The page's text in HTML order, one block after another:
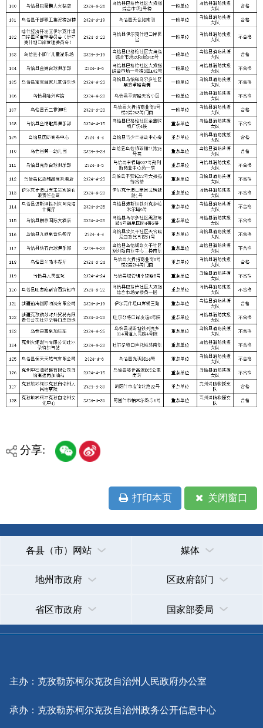
分享:
打印本页 关闭窗口
各县（市）网站 媒体
地州市政府 区政府部门
省区市政府 国家部委局
主办：克孜勒苏柯尔克孜自治州人民政府办公室
承办：克孜勒苏柯尔克孜自治州政务公开信息中心
新公网安备65300102000007号 新ICP备2022000247号
政府网站标识码：6530000002 法律声明 关于我们